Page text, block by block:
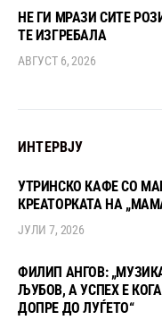
НЕ ГИ МРАЗИ СИТЕ
ТЕ ИЗГРЕБАЛА
АВГУСТ 6, 2026
ИНТЕРВЈУ
УТРИНСКО КАФЕ СО
КРЕАТОРКАТА НА
ЈУЛИ 7, 2026
ФИЛИП АНГОВ:
ЉУБОВ, А УСПЕХ Е
ДОПРЕ ДО ЛУЃЕТО“